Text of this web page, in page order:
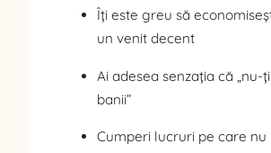
Îți este greu să
un venit decent
Ai adesea senzația că „nu-
banii”
Cumperi lucruri pe care nu